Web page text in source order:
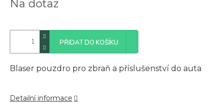
cena:
Na dotaz
PŘIDAT DO KOŠÍKU
Blaser pouzdro pro zbraň a příslušenství do auta
Detailní informace